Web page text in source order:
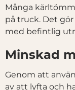
Inställningar
Marknadsföring
Många
på truck. Det
med befintlig
Minskad
Genom att
av att lyfta och